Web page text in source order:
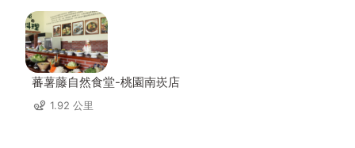
蕃薯藤自然食堂-桃園南崁店
1.92 公里